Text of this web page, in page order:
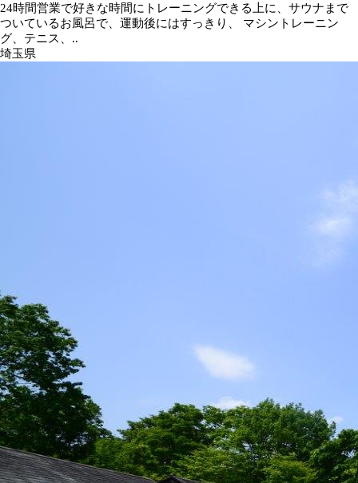
24時間営業で好きな時間にトレーニングできる上に、サウナまで
ついているお風呂で、運動後にはすっきり、 マシントレーニン
グ、テニス、..
埼玉県